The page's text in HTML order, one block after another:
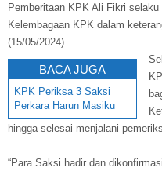
Pemberitaan KPK Ali Fikri
Kelembagaan KPK dalam
(15/05/2024).
BACA JUGA
KPK Periksa 3 Saksi
Perkara Harun Masiku
hingga selesai menjalani
“Para Saksi hadir dan